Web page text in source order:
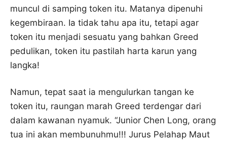
muncul di samping token itu. Matanya dipenuhi
kegembiraan. Ia tidak tahu apa itu, tetapi agar
token itu menjadi sesuatu yang bahkan Greed
pedulikan, token itu pastilah harta karun yang
langka!
Namun, tepat saat ia mengulurkan tangan ke
token itu, raungan marah Greed terdengar dari
dalam kawanan nyamuk. “Junior Chen Long, orang
tua ini akan membunuhmu!!! Jurus Pelahap Maut